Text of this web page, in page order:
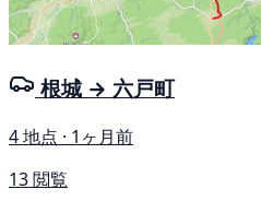
根城 → 六戸町
4 地点 · 1ヶ月前
13 閲覧